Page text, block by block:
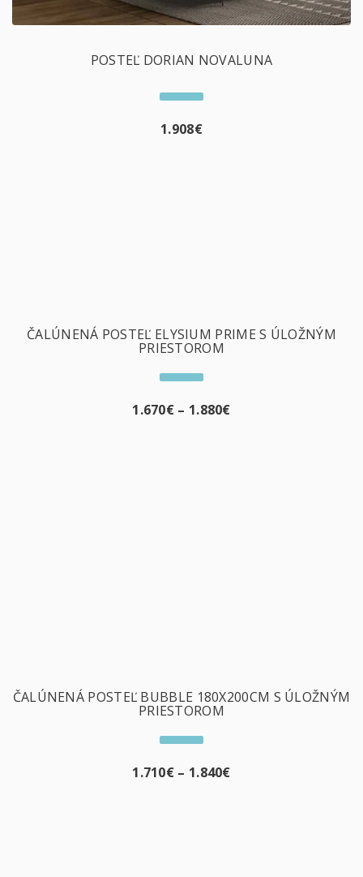
POSTEĽ DORIAN NOVALUNA
1.908€
ČALÚNENÁ POSTEĽ ELYSIUM PRIME S ÚLOŽNÝM
PRIESTOROM
1.670€ – 1.880€
ČALÚNENÁ POSTEĽ BUBBLE 180X200CM S ÚLOŽNÝM
PRIESTOROM
1.710€ – 1.840€